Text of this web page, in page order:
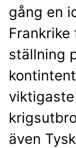
gång en
ställning
även